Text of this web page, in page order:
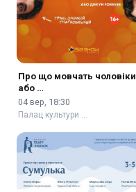
Про що мовчать чоловіки
або …
04 вер, 18:30
Палац культури …